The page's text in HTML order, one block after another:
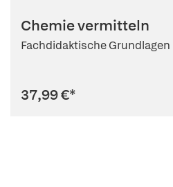
Chemie vermitteln
Fachdidaktische
37,99 €*